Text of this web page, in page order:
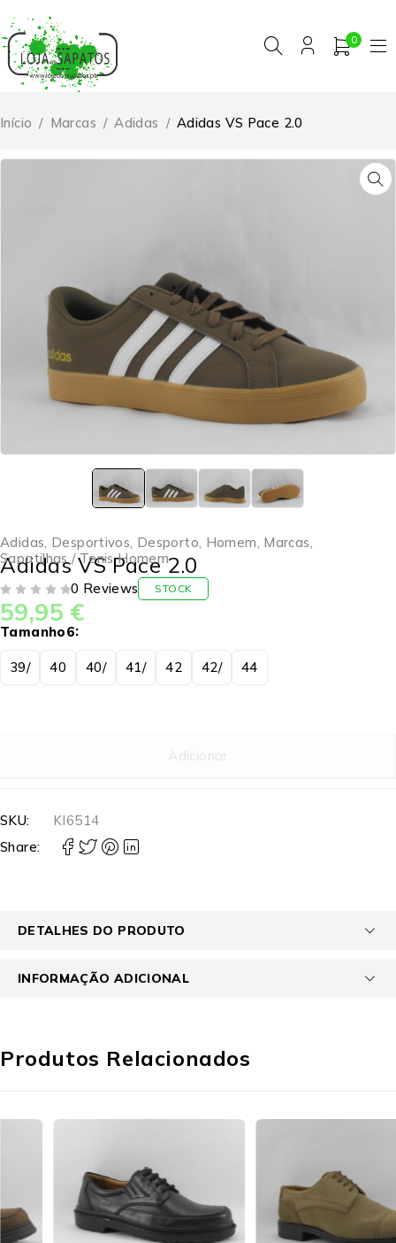
0
Início / Marcas / Adidas / Adidas VS Pace 2.0
Adidas, Desportivos, Desporto, Homem, Marcas,
Sapatilhas / Tenis Homem
Adidas VS Pace 2.0
0 Reviews STOCK
59,95 €
Tamanho6
39/ 40 40/ 41/ 42 42/ 44
Adicionar
SKU:
KI6514
Share:
DETALHES DO PRODUTO
INFORMAÇÃO ADICIONAL
Produtos Relacionados